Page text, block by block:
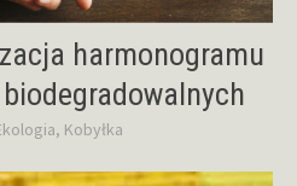
harmonogramu
, Kobyłka